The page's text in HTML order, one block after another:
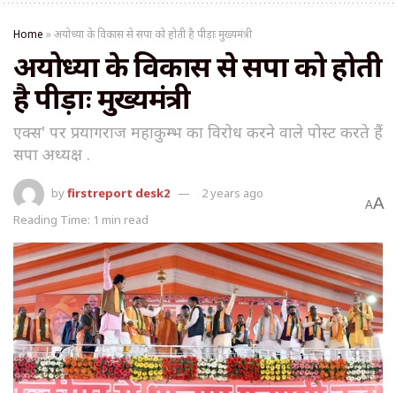
Home »अयोध्या के विकास से सपा को होती है पीड़ाः मुख्यमंत्री
अयोध्या के विकास से सपा को होती
है पीड़ाः मुख्यमंत्री
एक्स' पर प्रयागराज महाकुम्भ का विरोध करने वाले पोस्ट करते हैं
सपा अध्यक्ष .
byfirstreport desk2
2 years ago
Reading Time: 1 min read
AA